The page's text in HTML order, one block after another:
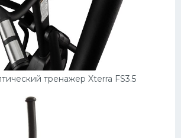
тренажер Xterra FS3.5